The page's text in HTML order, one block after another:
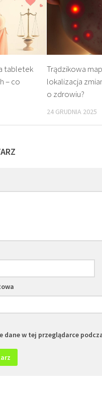
tabletek
– co
Trądzikowa
lokalizacja
o zdrowiu?
24 GRUDNIA 2025
dane w tej przeglądarce